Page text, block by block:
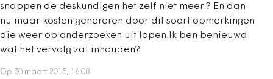
snappen de deskundigen het zelf niet meer.? En dan
nu maar kosten genereren door dit soort opmerkingen
die weer op onderzoeken uit lopen.Ik ben benieuwd
wat het vervolg zal inhouden?
Op 30 maart 2015, 16:08